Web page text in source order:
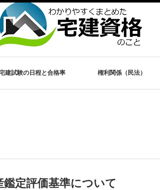
建試験の日程と合格率 権利関係（民法）
定評価基準について